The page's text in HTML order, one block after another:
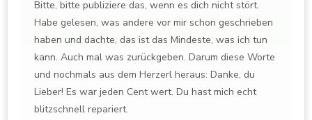
Bitte, bitte publiziere das, wenn es dich nicht stört.
Habe gelesen, was andere vor mir schon geschrieben
haben und dachte, das ist das Mindeste, was ich tun
kann. Auch mal was zurückgeben. Darum diese Worte
und nochmals aus dem Herzerl heraus: Danke, du
Lieber! Es war jeden Cent wert. Du hast mich echt
blitzschnell repariert.